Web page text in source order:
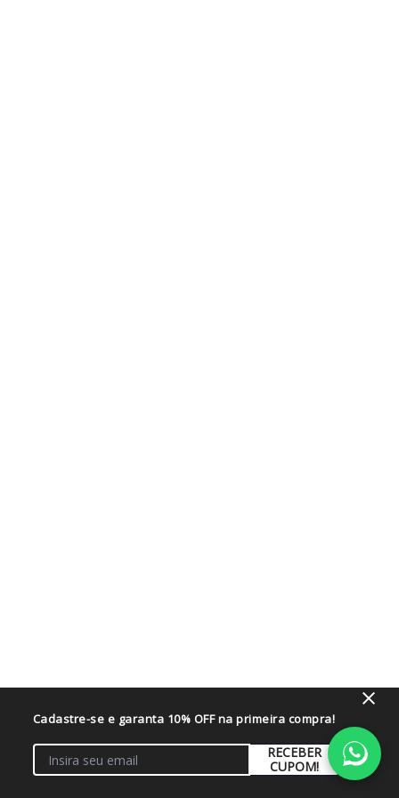
Cadastre-se e garanta 10% OFF na primeira compra!
RECEBER
CUPOM!